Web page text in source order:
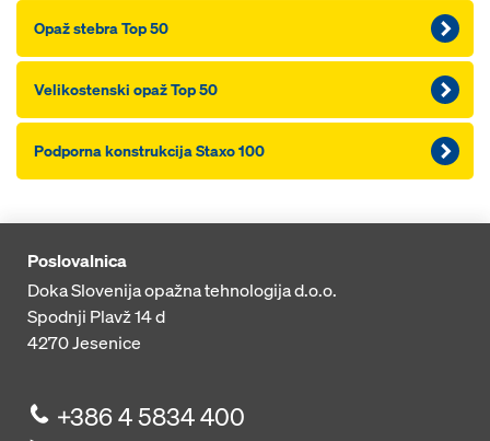
Opaž stebra Top 50
Velikostenski opaž Top 50
Podporna konstrukcija Staxo 100
Poslovalnica
Doka Slovenija opažna tehnologija d.o.o.
Spodnji Plavž 14 d
4270Jesenice
+386 4 5834 400